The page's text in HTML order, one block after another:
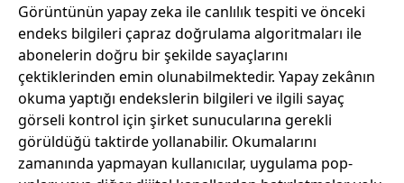
Görüntünün yapay zeka ile canlılık tespiti ve önceki
endeks bilgileri çapraz doğrulama algoritmaları ile
abonelerin doğru bir şekilde sayaçlarını
çektiklerinden emin olunabilmektedir. Yapay zekânın
okuma yaptığı endekslerin bilgileri ve ilgili sayaç
görseli kontrol için şirket sunucularına gerekli
görüldüğü taktirde yollanabilir. Okumalarını
zamanında yapmayan kullanıcılar, uygulama pop-